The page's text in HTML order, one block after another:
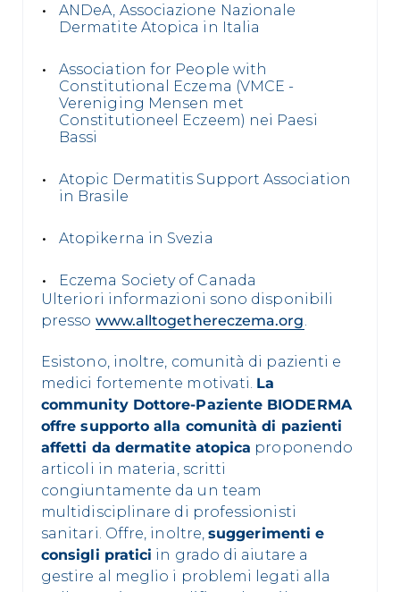
ANDeA, Associazione Nazionale
Dermatite Atopica in Italia
Association for People with
Constitutional Eczema (VMCE -
Vereniging Mensen met
Constitutioneel Eczeem) nei Paesi
Bassi
Atopic Dermatitis Support Association
in Brasile
Atopikerna in Svezia
Eczema Society of Canada
Ulteriori informazioni sono disponibili
presso www.alltogethereczema.org.
Esistono, inoltre, comunità di pazienti e
medici fortemente motivati. La
community Dottore-Paziente BIODERMA
offre supporto alla comunità di pazienti
affetti da dermatite atopica proponendo
articoli in materia, scritti
congiuntamente da un team
multidisciplinare di professionisti
sanitari. Offre, inoltre,suggerimenti e
consigli pratici in grado di aiutare a
gestire al meglio i problemi legati alla